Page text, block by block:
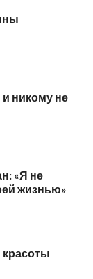
никому не
«Я не
жизнью»